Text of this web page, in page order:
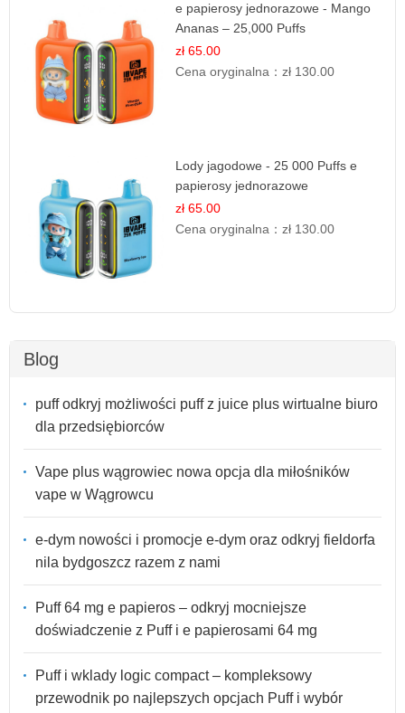
e papierosy jednorazowe - Mango
Ananas – 25,000 Puffs
zł 65.00
Cena oryginalna：zł 130.00
Lody jagodowe - 25 000 Puffs e
papierosy jednorazowe
zł 65.00
Cena oryginalna：zł 130.00
Blog
puff odkryj możliwości puff z juice plus wirtualne biuro
dla przedsiębiorców
Vape plus wągrowiec nowa opcja dla miłośników
vape w Wągrowcu
e-dym nowości i promocje e-dym oraz odkryj fieldorfa
nila bydgoszcz razem z nami
Puff 64 mg e papieros – odkryj mocniejsze
doświadczenie z Puff i e papierosami 64 mg
Puff i wklady logic compact – kompleksowy
przewodnik po najlepszych opcjach Puff i wybór